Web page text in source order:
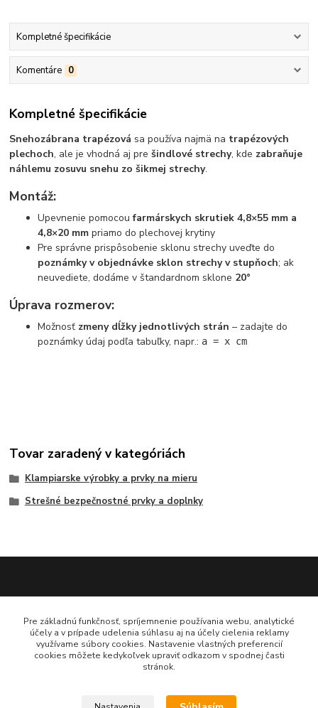
Kompletné špecifikácie
Komentáre 0
Kompletné špecifikácie
Snehozábrana trapézová sa používa najmä na trapézových
plechoch, ale je vhodná aj prešindlové strechy, kde zabraňuje
náhlemu zosuvu snehu zo šikmej strechy.
Montáž:
Upevnenie pomocoufarmárskych skrutiek 4,8×55 mm a
4,8×20 mm priamo do plechovej krytiny
Pre správne prispôsobenie sklonu strechy uveďte do
poznámky v objednávke sklon strechy v stupňoch; ak
neuvediete, dodáme v štandardnom sklone 20°
Úprava rozmerov:
Možnosť zmeny dĺžky jednotlivých strán – zadajte do
poznámky údaj podľa tabuľky, napr.: a = x cm
Tovar zaradený v kategóriách
Klampiarske výrobky a prvky na mieru
Strešné bezpečnostné prvky a doplnky
0948 484 313
Po-Pia 7:30-16:00 hod
doplnkykstrecham@gmail.com
Pre základnú funkčnosť, spríjemnenie používania webu, analytické
účely a v prípade udelenia súhlasu aj na účely cielenia reklamy
využívame súbory cookies. Nastavenie vlastných preferencií
cookies môžete kedykoľvek upraviť odkazom v spodnej časti
stránok.